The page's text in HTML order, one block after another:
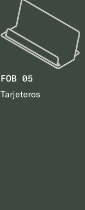
FOB 05
Tarjeteros